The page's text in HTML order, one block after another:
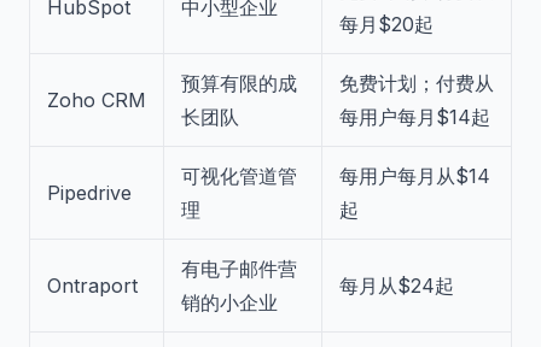
HubSpot 中小型企业
每月$20起
Zoho CRM
预算有限的成
长团队
免费计划；付费从
每用户每月$14起
Pipedrive
可视化管道管
理
每用户每月从$14
起
Ontraport
有电子邮件营
销的小企业
每月从$24起